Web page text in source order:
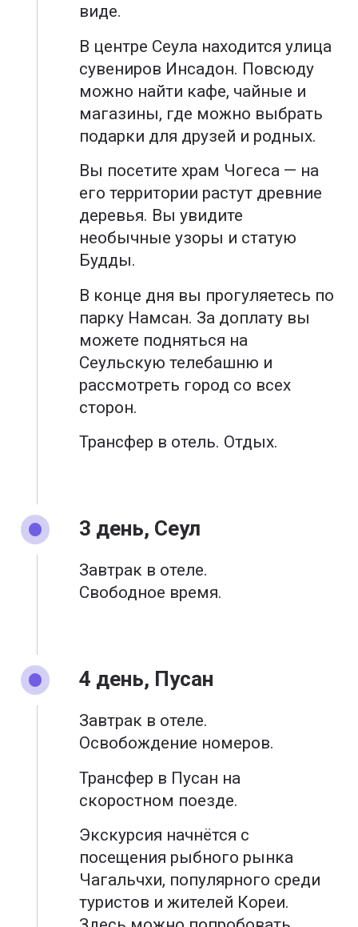
виде.
В центре Сеула находится улица
сувениров Инсадон. Повсюду
можно найти кафе, чайные и
магазины, где можно выбрать
подарки для друзей и родных.
Вы посетите храм Чогеса — на
его территории растут древние
деревья. Вы увидите
необычные узоры и статую
Будды.
В конце дня вы прогуляетесь по
парку Намсан. За доплату вы
можете подняться на
Сеульскую телебашню и
рассмотреть город со всех
сторон.
Трансфер в отель. Отдых.
3 день, Сеул
Завтрак в отеле.
Свободное время.
4 день, Пусан
Завтрак в отеле.
Освобождение номеров.
Трансфер в Пусан на
скоростном поезде.
Экскурсия начнётся с
посещения рыбного рынка
Чагальчхи, популярного среди
туристов и жителей Кореи.